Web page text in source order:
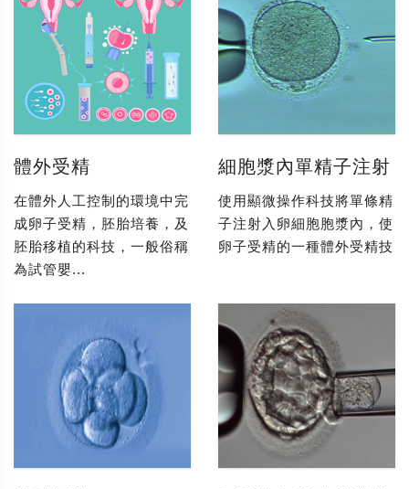
體外受精
在體外人工控制的環境中完
成卵子受精，胚胎培養，及
胚胎移植的科技，一般俗稱
為試管嬰...
細胞漿內單精子注射
使用顯微操作科技將單條精
子注射入卵細胞胞漿內，使
卵子受精的一種體外受精技